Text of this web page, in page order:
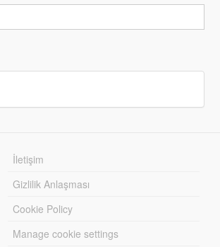
İletişim
Gizlilik Anlaşması
Cookie Policy
Manage cookie settings